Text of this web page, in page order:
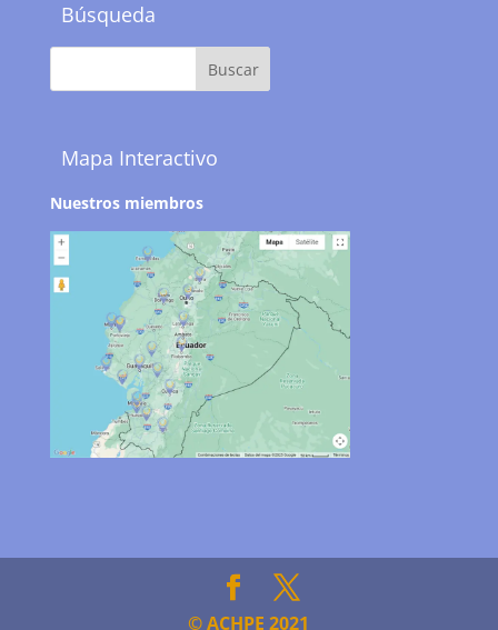
Búsqueda
Mapa Interactivo
Nuestros miembros
© ACHPE 2021